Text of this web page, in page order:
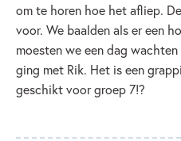
om te horen hoe het afliep.
voor. We baalden als er een
moesten we een dag
ging met Rik. Het is een
geschikt voor groep 7!?